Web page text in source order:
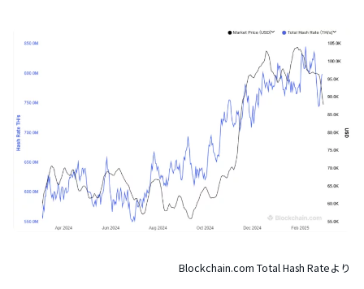
Blockchain.com Total Hash Rateより